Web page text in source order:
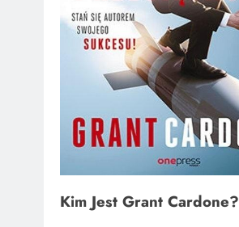
Kim Jest Grant Cardone?